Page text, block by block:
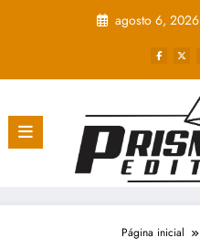
agosto 6, 2026
Página inicial